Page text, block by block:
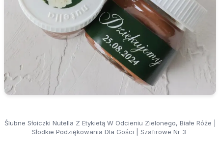
Ślubne Słoiczki Nutella Z Etykietą W Odcieniu Zielonego, Białe Róże |
Słodkie Podziękowania Dla Gości | Szafirowe Nr 3